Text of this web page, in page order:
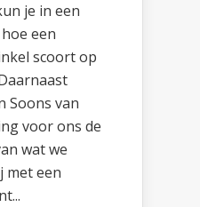
je in een
een
scoort op
Soons van
voor ons de
wat we
met een